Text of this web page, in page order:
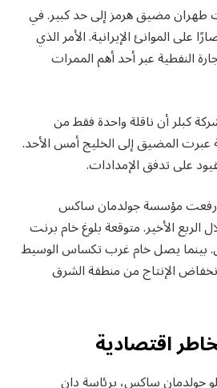
مضيق هرمز إلى حد كبير. في
الموانئ الإيرانية. الأمر الذي
النفطية عبر أحد أهم الممرات
كبلر أن ناقلة واحدة فقط من
عبرت المضيق إلى الخليج أمس الأحد.
على تدفق الإمدادات.
رفعت مؤسسة جولدمان ساكس
الربع الأخير. متوقعة بلوغ خام برنت
للبرميل. بينما يصل خام غرب تكساس الوسيط
بانخفاض الإنتاج من منطقة الشرق
اقتصادية